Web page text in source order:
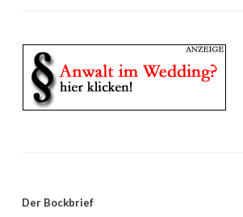
Der Bockbrief